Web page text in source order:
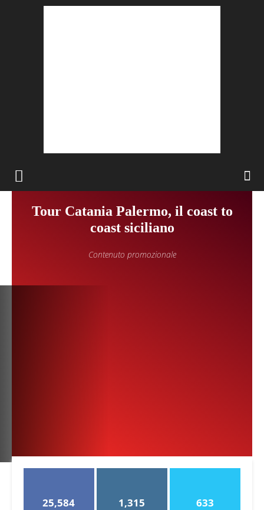
Tour Catania Palermo, il coast to
coast siciliano
Contenuto promozionale
25,584 1,315 633